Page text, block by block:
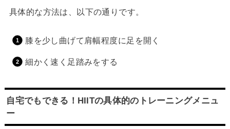
具体的な方法は、以下の通りです。
膝を少し曲げて肩幅程度に足を開く
細かく速く足踏みをする
自宅でもできる！HIITの具体的のトレーニングメニュ
ー